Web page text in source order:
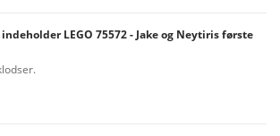
LEGO 75572 - Jake og Neytiris første